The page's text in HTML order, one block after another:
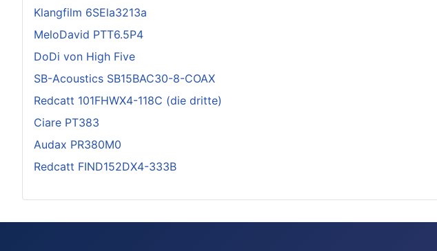
Klangfilm 6SEla3213a
MeloDavid PTT6.5P4
DoDi von High Five
SB-Acoustics SB15BAC30-8-COAX
Redcatt 101FHWX4-118C (die dritte)
Ciare PT383
Audax PR380M0
Redcatt FIND152DX4-333B